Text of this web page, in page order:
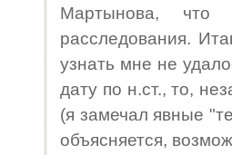
Мартынова, что
расследования.
узнать мне не
дату по н.ст., то,
(я замечал явные
объясняется,